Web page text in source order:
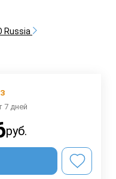
Russia
7 дней
руб.